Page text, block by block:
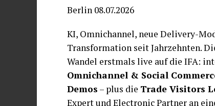
Programmänderungen informieren
Wie Google Maps, nur für die IFA
Ein zentrales Feature ist die
Kartendiensten zeigt die App den
Berlin 08.07.2026
KI, Omnichannel, neue Delivery-
Transformation seit Jahrzehnten.
Wandel erstmals live auf die IFA:
Omnichannel & Social
Demos – plus die Trade Visitors
Expert und Electronic Partner an